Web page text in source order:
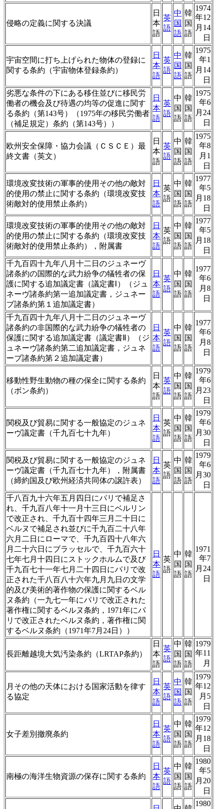
侵略の定義に関する決議
日
本
語
英
語
中
国
語
韓
国
語
1974
年12
月14
日
宇宙空間に打ち上げられた物体の登録に
関する条約（宇宙物体登録条約）
日
本
語
英
語
中
国
語
韓
国
語
1975
年1
月14
日
劣悪な条件の下にある移住並びに移民労
働者の機会及び待遇の均等の促進に関す
る条約（第143号）（1975年の移民労働者
（補足規定）条約（第143号））
日
本
語
英
語
中
国
語
韓
国
語
1975
年6
月24
日
欧州安全保障・協力会議（ＣＳＣＥ）最
終文書（英文）
日
本
語
英
語
中
国
語
韓
国
語
1975
年8
月1
日
環境改変技術の軍事的使用その他の敵対
的使用の禁止に関する条約（環境改変技
術敵対的使用禁止条約）
日
本
語
英
語
中
国
語
韓
国
語
1977
年5
月18
日
環境改変技術の軍事的使用その他の敵対
的使用の禁止に関する条約（環境改変技
術敵対的使用禁止条約），附属書
日
本
語
英
語
中
国
語
韓
国
語
1977
年5
月18
日
千九百四十九年八月十二日のジュネーヴ
諸条約の国際的な武力紛争の犠牲者の保
護に関する追加議定書（議定書Ⅰ）（ジュ
ネーヴ諸条約第一追加議定書，ジュネー
ブ諸条約第１追加議定書）
日
本
語
英
語
中
国
語
韓
国
語
1977
年6
月8
日
千九百四十九年八月十二日のジュネーヴ
諸条約の非国際的な武力紛争の犠牲者の
保護に関する追加議定書（議定書Ⅱ）（ジ
ュネーヴ諸条約第二追加議定書，ジュネ
ーブ諸条約第２追加議定書）
日
本
語
英
語
中
国
語
韓
国
語
1977
年6
月8
日
移動性野生動物の種の保全に関する条約
（ボン条約）
日
本
語
英
語
中
国
語
韓
国
語
1979
年6
月23
日
関税及び貿易に関する一般協定のジュネ
ーヴ議定書（千九百七十九年）
日
本
語
英
語
中
国
語
韓
国
語
1979
年6
月30
日
関税及び貿易に関する一般協定のジュネ
ーヴ議定書（千九百七十九年），附属書
（締約国及び欧州経済共同体の譲許表）
日
本
語
英
語
中
国
語
韓
国
語
1979
年6
月30
日
千八百九十六年五月四日にパリで補足さ
れ、千九百八年十一月十三日にベルリン
で改正され、千九百十四年三月二十日に
ベルヌで補足され並びに千九百二十八年
六月二日にローマで、千九百四十八年六
月二十六日にブラッセルで、千九百六十
七年七月十四日にストックホルムで及び
千九百七十一年七月二十四日にパリで改
正された千八百八十六年九月九日の文学
的及び美術的著作物の保護に関するベル
ヌ条約（一九七一年にパリで改正された
著作権に関するベルヌ条約，1971年にパ
リで改正されたベルヌ条約，著作権に関
するベルヌ条約（1971年7月24日））
日
本
語
英
語
中
国
語
韓
国
語
1971
年7
月24
日
長距離越境大気汚染条約（LRTAP条約）
日
本
語
英
語
中
国
語
韓
国
語
1979
年11
月
月その他の天体における国家活動を律す
る協定
日
本
語
英
語
中
国
語
韓
国
語
1979
年12
月5
日
女子差別撤廃条約
日
本
語
英
語
中
国
語
韓
国
語
1979
年12
月18
日
南極の海洋生物資源の保存に関する条約
日
本
語
英
語
中
国
語
韓
国
語
1980
年5
月20
日
1980